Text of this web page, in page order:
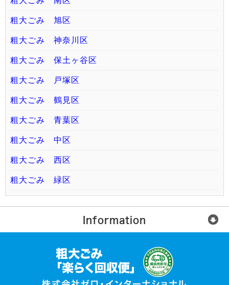
粗大ごみ 旭区
粗大ごみ 神奈川区
粗大ごみ 保土ヶ谷区
粗大ごみ 戸塚区
粗大ごみ 鶴見区
粗大ごみ 青葉区
粗大ごみ 中区
粗大ごみ 西区
粗大ごみ 緑区
Information
ご利用の流れ